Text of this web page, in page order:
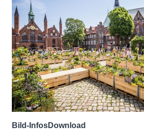
Bild-InfosDownload